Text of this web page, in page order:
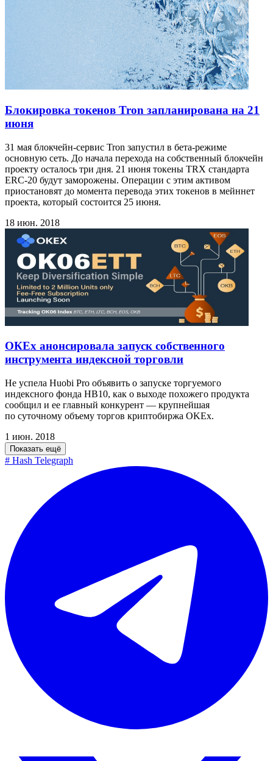
Блокировка токенов Tron запланирована на 21
июня
31 мая блокчейн-сервис Tron запустил в бета-режиме
основную сеть. До начала перехода на собственный блокчейн
проекту осталось три дня. 21 июня токены TRX стандарта
ERC-20 будут заморожены. Операции с этим активом
приостановят до момента перевода этих токенов в мейннет
проекта, который состоится 25 июня.
18 июн. 2018
ОКЕх анонсировала запуск собственного
инструмента индексной торговли
Не успела Huobi Pro объявить о запуске торгуемого
индексного фонда HB10, как о выходе похожего продукта
сообщил и ее главный конкурент — крупнейшая
по суточному объему торгов криптобиржа OKEx.
1 июн. 2018
Показать ещё
# Hash Telegraph